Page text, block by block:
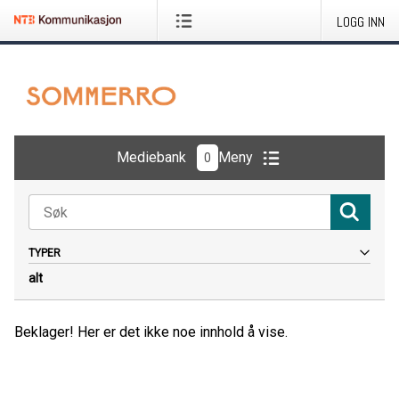
LOGG INN
Mediebank 0 Meny
TYPER
alt
Beklager! Her er det ikke noe innhold å vise.